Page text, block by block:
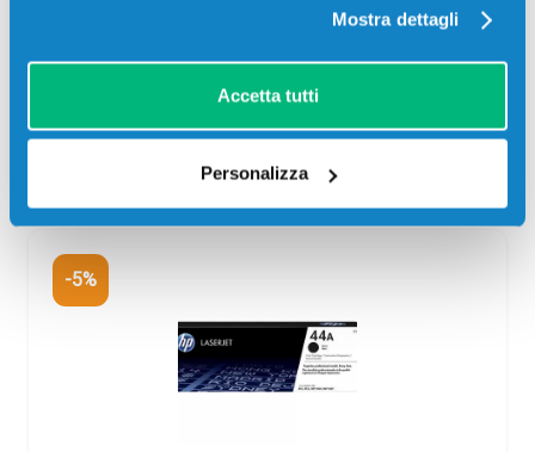
Mostra dettagli
Accetta tutti
Personalizza
-5%